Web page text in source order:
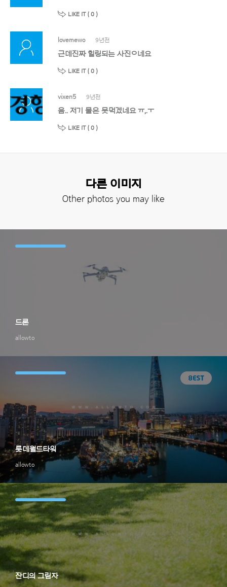
LIKE IT ( 0 )
lovemewo 9년전
근데진짜 힐링되는 사진ㅇ네요
LIKE IT ( 0 )
vixen5 9년전
음.. 저기 물은 못먹겠네요 ㅠ,.ㅜ
LIKE IT ( 0 )
다른 이미지
Other photos you may like
allowto
드론
allowto
롯데월드타워
잔디의 그림자